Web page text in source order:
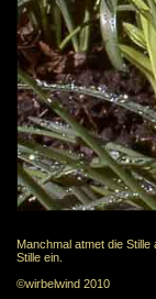
Manchmal atmet die
Stille ein.
©wirbelwind 2010